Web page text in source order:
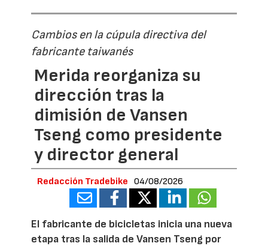
Cambios en la cúpula directiva del
fabricante taiwanés
Merida reorganiza su
dirección tras la
dimisión de Vansen
Tseng como presidente
y director general
Redacción Tradebike 04/08/2026
El fabricante de bicicletas inicia una nueva
etapa tras la salida de Vansen Tseng por